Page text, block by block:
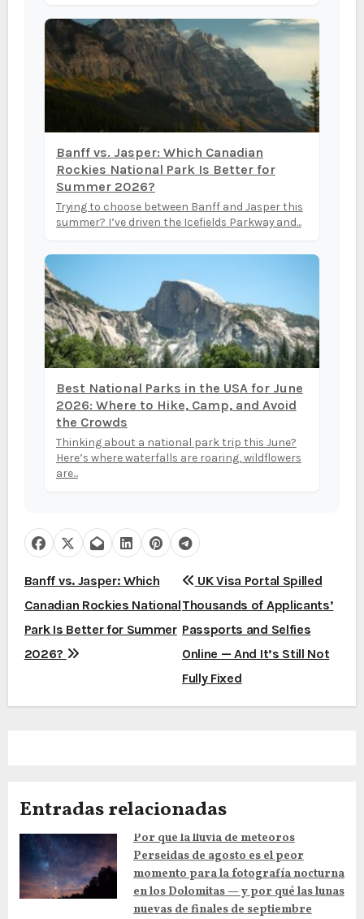
Banff vs. Jasper: Which Canadian
Rockies National Park Is Better for
Summer 2026?
Trying to choose between Banff and Jasper this
summer? I’ve driven the Icefields Parkway and...
Best National Parks in the USA for June
2026: Where to Hike, Camp, and Avoid
the Crowds
Thinking about a national park trip this June?
Here’s where waterfalls are roaring, wildflowers
are...
N
a
v
g
i
ó
n
Banff vs. Jasper: Which
Canadian Rockies National
Park Is Better for Summer
2026?
UK Visa Portal Spilled
Thousands of Applicants’
Passports and Selfies
Online — And It’s Still Not
Fully Fixed
Entradas relacionadas
Por qué la lluvia de meteoros
Perseidas de agosto es el peor
momento para la fotografía nocturna
en los Dolomitas — y por qué las lunas
nuevas de finales de septiembre